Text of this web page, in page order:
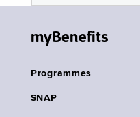
myBenefits
Programmes
SNAP